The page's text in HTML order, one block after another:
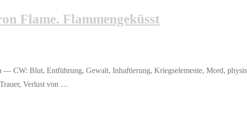
Flame. Flammengeküsst
— CW: Blut, Entführung, Gewalt, Inhaftierung, Kriegselemente, Mord,
Verlust von …